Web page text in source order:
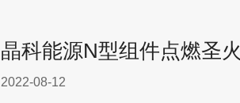
晶科能源N型组件点燃圣火
2022-08-12